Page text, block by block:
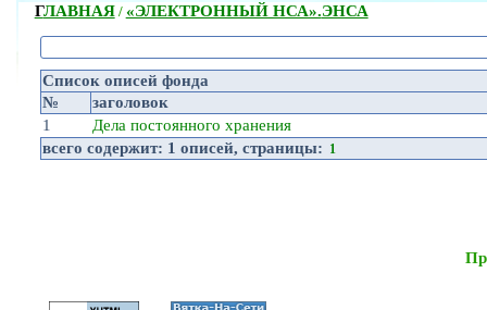
ГЛАВНАЯ/ «ЭЛЕКТРОННЫЙ НСА».ЭНСА
Список описей фонда
№
заголовок
1
Дела постоянного хранения
всего содержит: 1 описей, страницы: 1